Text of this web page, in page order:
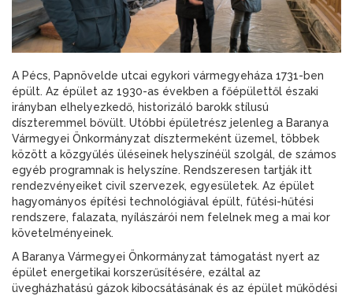
A Pécs, Papnövelde utcai egykori vármegyeháza 1731-ben
épült. Az épület az 1930-as években a főépülettől északi
irányban elhelyezkedő, historizáló barokk stílusú
díszteremmel bővült. Utóbbi épületrész jelenleg a Baranya
Vármegyei Önkormányzat dísztermeként üzemel, többek
között a közgyűlés üléseinek helyszínéül szolgál, de számos
egyéb programnak is helyszíne. Rendszeresen tartják itt
rendezvényeiket civil szervezek, egyesületek. Az épület
hagyományos építési technológiával épült, fűtési-hűtési
rendszere, falazata, nyílászárói nem felelnek meg a mai kor
követelményeinek.
A Baranya Vármegyei Önkormányzat támogatást nyert az
épület energetikai korszerűsítésére, ezáltal az
üvegházhatású gázok kibocsátásának és az épület működési